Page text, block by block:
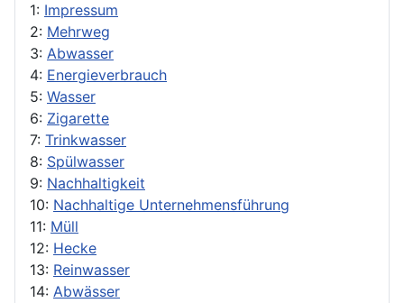
1: Impressum
2: Mehrweg
3: Abwasser
4: Energieverbrauch
5: Wasser
6: Zigarette
7: Trinkwasser
8: Spülwasser
9: Nachhaltigkeit
10: Nachhaltige Unternehmensführung
11: Müll
12: Hecke
13: Reinwasser
14: Abwässer